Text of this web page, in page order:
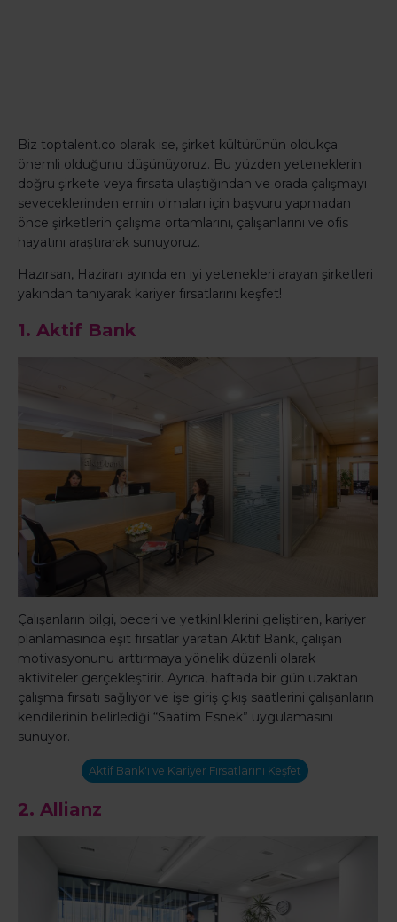
Biz toptalent.co olarak ise, şirket kültürünün oldukça
önemli olduğunu düşünüyoruz. Bu yüzden yeteneklerin
doğru şirkete veya fırsata ulaştığından ve orada çalışmayı
seveceklerinden emin olmaları için başvuru yapmadan
önce şirketlerin çalışma ortamlarını, çalışanlarını ve ofis
hayatını araştırarak sunuyoruz.
Hazırsan, Haziran ayında en iyi yetenekleri arayan şirketleri
yakından tanıyarak kariyer fırsatlarını keşfet!
1. Aktif Bank
Çalışanların bilgi, beceri ve yetkinliklerini geliştiren, kariyer
planlamasında eşit fırsatlar yaratan Aktif Bank, çalışan
motivasyonunu arttırmaya yönelik düzenli olarak
aktiviteler gerçekleştirir. Ayrıca, haftada bir gün uzaktan
çalışma fırsatı sağlıyor ve işe giriş çıkış saatlerini çalışanların
kendilerinin belirlediği “Saatim Esnek” uygulamasını
sunuyor.
Aktif Bank'ı ve Kariyer Fırsatlarını Keşfet
2. Allianz